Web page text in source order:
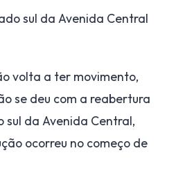
sul da Avenida Central
volta a ter movimento,
se deu com a reabertura
sul da Avenida Central,
ocorreu no começo de